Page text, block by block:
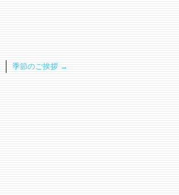
季節のご挨拶 →